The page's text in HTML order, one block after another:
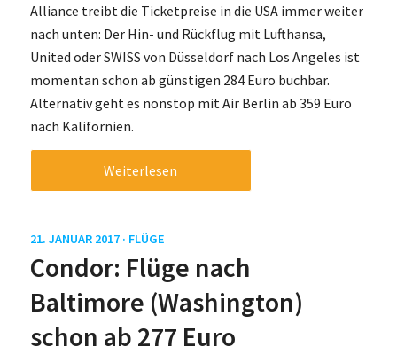
Alliance treibt die Ticketpreise in die USA immer weiter
nach unten: Der Hin- und Rückflug mit Lufthansa,
United oder SWISS von Düsseldorf nach Los Angeles ist
momentan schon ab günstigen 284 Euro buchbar.
Alternativ geht es nonstop mit Air Berlin ab 359 Euro
nach Kalifornien.
Weiterlesen
21. JANUAR 2017 · FLÜGE
Condor: Flüge nach
Baltimore (Washington)
schon ab 277 Euro